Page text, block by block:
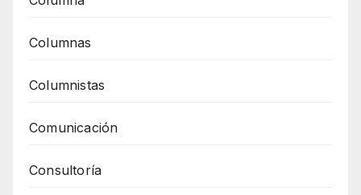
Columnas
Columnistas
Comunicación
Consultoría